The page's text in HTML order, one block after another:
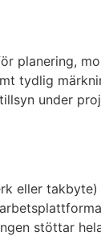
planering,
tydlig
under
eller
stöttar